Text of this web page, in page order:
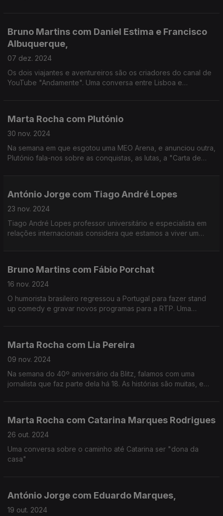
Bruno Martins com Daniel Estima e Francisco
Albuquerque,
07 dez. 2024
Os dois viajantes e aventureiros são os criadores do canal de
YouTube "Andamente". Uma conversa entre Lisboa e
Marta Rocha com Plutónio
30 nov. 2024
Na semana em que esgotou uma MEO Arena, e anunciou outra,
Plutónio fala-nos sobre as conquistas, as lutas, a "Carta de
António Jorge com Tiago André Lopes
23 nov. 2024
Tiago André Lopes professor universitário e especialista em
relações internacionais considera que estamos a viver um
cultural.
Bruno Martins com Fábio Porchat
16 nov. 2024
O humorista brasileiro regressou a Portugal para fazer stand
up comedy e gravar novos programas para a RTP. Uma
Marta Rocha com Lia Pereira
09 nov. 2024
Na semana do 40º aniversário da Blitz, falamos com uma
jornalista que faz parte dela há 18. As histórias são muitas, e
Marta Rocha com Catarina Marques Rodrigues
26 out. 2024
Uma conversa sobre o caminho até Catarina ser "dona da
casa"
António Jorge com Eduardo Marques,
19 out. 2024